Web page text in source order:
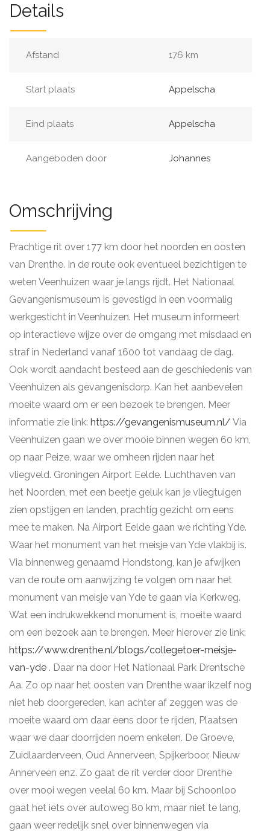
Details
Afstand 176 km
Start plaats Appelscha
Eind plaats Appelscha
Aangeboden door Johannes
Omschrijving
Prachtige rit over 177 km door het noorden en oosten
van Drenthe. In de route ook eventueel bezichtigen te
weten Veenhuizen waar je langs rijdt. Het Nationaal
Gevangenismuseum is gevestigd in een voormalig
werkgesticht in Veenhuizen. Het museum informeert
op interactieve wijze over de omgang met misdaad en
straf in Nederland vanaf 1600 tot vandaag de dag.
Ook wordt aandacht besteed aan de geschiedenis van
Veenhuizen als gevangenisdorp. Kan het aanbevelen
moeite waard om er een bezoek te brengen. Meer
informatie zie link: https://gevangenismuseum.nl/ Via
Veenhuizen gaan we over mooie binnen wegen 60 km,
op naar Peize, waar we omheen rijden naar het
vliegveld. Groningen Airport Eelde. Luchthaven van
het Noorden, met een beetje geluk kan je vliegtuigen
zien opstijgen en landen, prachtig gezicht om eens
mee te maken. Na Airport Eelde gaan we richting Yde.
Waar het monument van het meisje van Yde vlakbij is.
Via binnenweg genaamd Hondstong, kan je afwijken
van de route om aanwijzing te volgen om naar het
monument van meisje van Yde te gaan via Kerkweg.
Wat een indrukwekkend monument is, moeite waard
om een bezoek aan te brengen. Meer hierover zie link:
https://www.drenthe.nl/blogs/collegetoer-meisje-
van-yde . Daar na door Het Nationaal Park Drentsche
Aa. Zo op naar het oosten van Drenthe waar ikzelf nog
niet heb doorgereden, kan achter af zeggen was de
moeite waard om daar eens door te rijden, Plaatsen
waar we daar doorrijden noem enkelen. De Groeve,
Zuidlaarderveen, Oud Annerveen, Spijkerboor, Nieuw
Annerveen enz. Zo gaat de rit verder door Drenthe
over mooi wegen veelal 60 km. Maar bij Schoonloo
gaat het iets over autoweg 80 km, maar niet te lang,
gaan weer redelijk snel over binnenwegen via